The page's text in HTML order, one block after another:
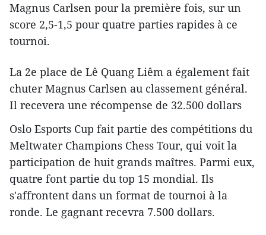
Magnus Carlsen pour la première fois, sur un
score 2,5-1,5 pour quatre parties rapides à ce
tournoi.
La 2e place de Lê Quang Liêm a également fait
chuter Magnus Carlsen au classement général.
Il recevera une récompense de 32.500 dollars
Oslo Esports Cup fait partie des compétitions du
Meltwater Champions Chess Tour, qui voit la
participation de huit grands maîtres. Parmi eux,
quatre font partie du top 15 mondial. Ils
s'affrontent dans un format de tournoi à la
ronde. Le gagnant recevra 7.500 dollars.